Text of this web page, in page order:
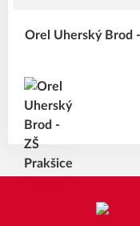
Orel Uherský Brod